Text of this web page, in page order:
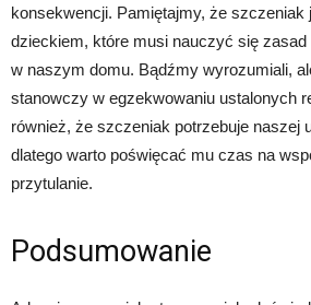
konsekwencji. Pamiętajmy, że szczeniak
dzieckiem, które musi nauczyć się
w naszym domu. Bądźmy wyrozumiali,
stanowczy w egzekwowaniu ustalonych
również, że szczeniak potrzebuje naszej
dlatego warto poświęcać mu czas na
przytulanie.
Podsumowanie